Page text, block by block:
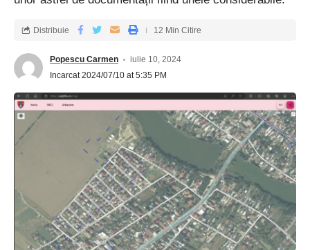
Popescu Carmen
iulie 10, 2024
Incarcat 2024/07/10 at 5:35 PM
Distribuie 12 Min Citire